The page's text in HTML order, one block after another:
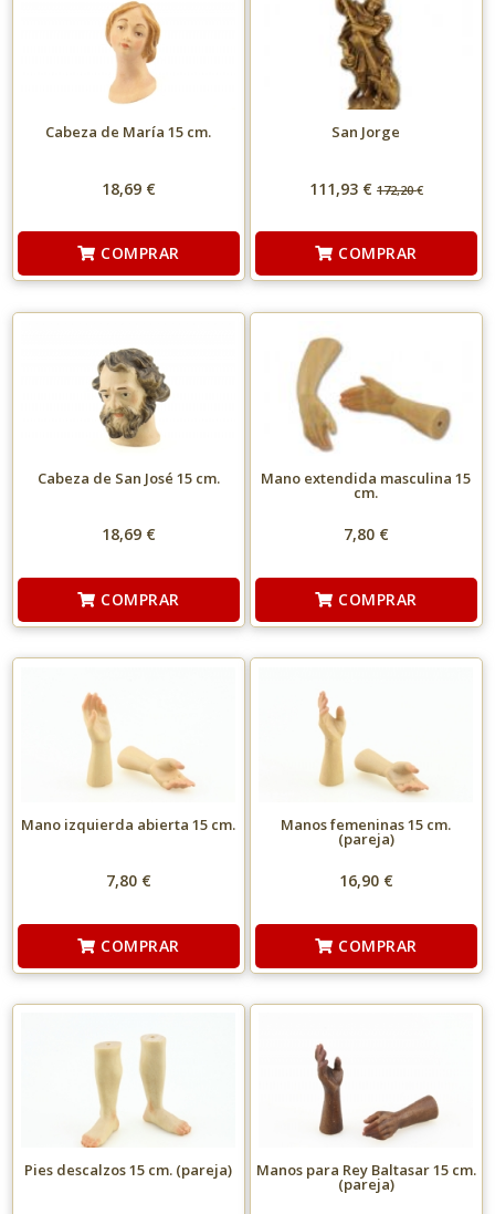
Cabeza de María 15 cm.
18,69 €
COMPRAR
San Jorge
111,93 € 172,20€
COMPRAR
Cabeza de San José 15 cm.
18,69 €
COMPRAR
Mano extendida masculina 15
cm.
7,80 €
COMPRAR
Mano izquierda abierta 15 cm.
7,80 €
COMPRAR
Manos femeninas 15 cm.
(pareja)
16,90 €
COMPRAR
Pies descalzos 15 cm. (pareja) Manos para Rey Baltasar 15 cm.
(pareja)